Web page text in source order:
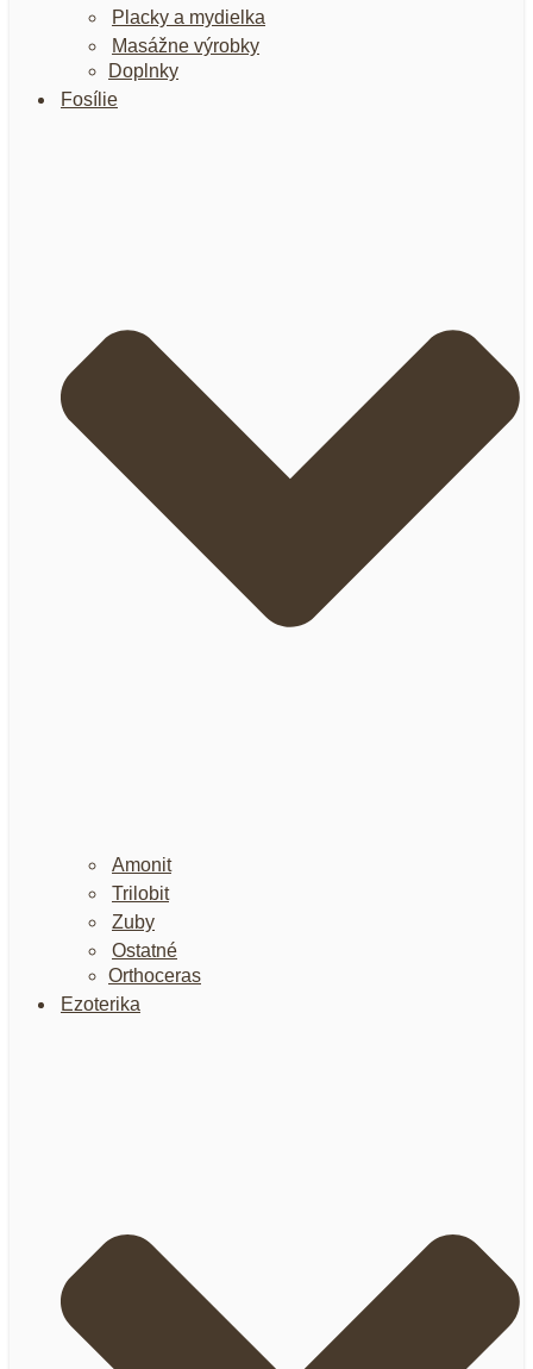
Placky a mydielka
Masážne výrobky
Doplnky
Fosílie
Amonit
Trilobit
Zuby
Ostatné
Orthoceras
Ezoterika